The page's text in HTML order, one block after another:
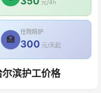
元/4h
🏥
住院陪护
300 元/天起
滨护工价格